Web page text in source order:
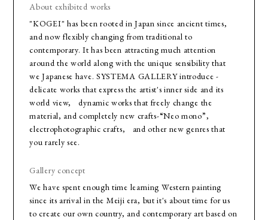
About exhibited works
"KOGEI" has been rooted in Japan since ancient times,
and now flexibly changing from traditional to
contemporary. It has been attracting much attention
around the world along with the unique sensibility that
we Japanese have. SYSTEMA GALLERY introduce -
delicate works that express the artist's inner side and its
world view, dynamic works that freely change the
material, and completely new crafts-“Neo mono”,
electrophotographic crafts, and other new genres that
you rarely see.
Gallery concept
We have spent enough time learning Western painting
since its arrival in the Meiji era, but it's about time for us
to create our own country, and contemporary art based on